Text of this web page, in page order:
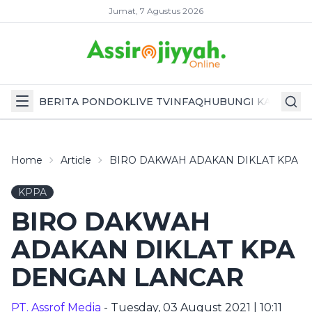
Jumat, 7 Agustus 2026
BERITA PONDOKLIVE TVINFAQHUBUNGI KAMI
Home Article BIRO DAKWAH ADAKAN DIKLAT KPA
KPPA
BIRO DAKWAH
ADAKAN DIKLAT KPA
DENGAN LANCAR
PT. Assrof Media - Tuesday, 03 August 2021 | 10:11